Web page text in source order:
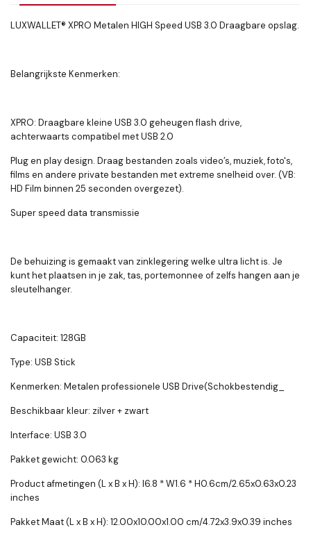
LUXWALLET® XPRO Metalen HIGH Speed USB 3.0 Draagbare opslag.
Belangrijkste Kenmerken:
XPRO: Draagbare kleine USB 3.0 geheugen flash drive,
achterwaarts compatibel met USB 2.0
Plug en play design. Draag bestanden zoals video’s, muziek, foto's,
films en andere private bestanden met extreme snelheid over. (VB:
HD Film binnen 25 seconden overgezet).
Super speed data transmissie
De behuizing is gemaakt van zinklegering welke ultra licht is. Je
kunt het plaatsen in je zak, tas, portemonnee of zelfs hangen aan je
sleutelhanger.
Capaciteit: 128GB
Type: USB Stick
Kenmerken: Metalen professionele USB Drive(Schokbestendig_
Beschikbaar kleur: zilver + zwart
Interface: USB 3.0
Pakket gewicht: 0.063 kg
Product afmetingen (L x B x H): l6.8 * W1.6 * H0.6cm/2.65x0.63x0.23
inches
Pakket Maat (L x B x H): 12.00x10.00x1.00 cm/4.72x3.9x0.39 inches